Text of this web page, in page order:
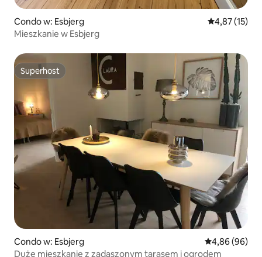
Condo w: Esbjerg Średnia
4,87 (15)
Mieszkanie w Esbjerg
Superhost
Superhost
Condo w: Esbjerg Średnia
4,86 (96)
Duże mieszkanie z zadaszonym tarasem i ogrodem